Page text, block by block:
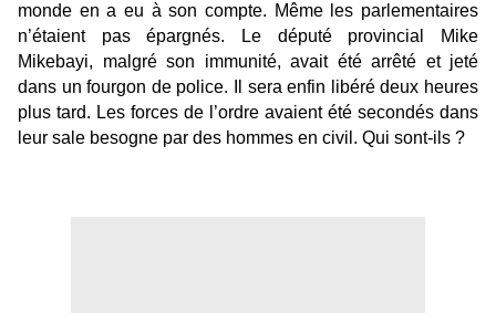
monde en a eu à son compte. Même les parlementaires
n’étaient pas épargnés. Le député provincial Mike
Mikebayi, malgré son immunité, avait été arrêté et jeté
dans un fourgon de police. Il sera enfin libéré deux heures
plus tard. Les forces de l’ordre avaient été secondés dans
leur sale besogne par des hommes en civil. Qui sont-ils ?